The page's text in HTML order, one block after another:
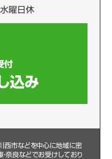
曜日休
付
込み
川西市などを中心に地域に密
・奈良などでお受けしており